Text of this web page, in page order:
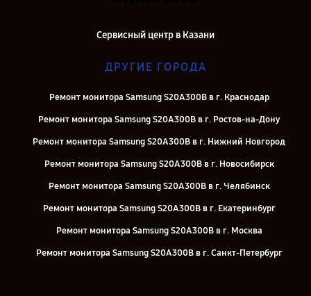
Сервисный центр в Казани
ДРУГИЕ ГОРОДА
Ремонт монитора Samsung S20A300B в г. Краснодар
Ремонт монитора Samsung S20A300B в г. Ростов-на-Дону
Ремонт монитора Samsung S20A300B в г. Нижний Новгород
Ремонт монитора Samsung S20A300B в г. Новосибирск
Ремонт монитора Samsung S20A300B в г. Челябинск
Ремонт монитора Samsung S20A300B в г. Екатеринбург
Ремонт монитора Samsung S20A300B в г. Москва
Ремонт монитора Samsung S20A300B в г. Санкт-Петербург